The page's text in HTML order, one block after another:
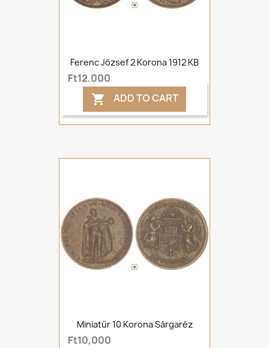
Ferenc József 2 Korona 1912 KB
Ft12,000
 ADD TO CART
Miniatűr 10 Korona Sárgaréz
Ft10,000